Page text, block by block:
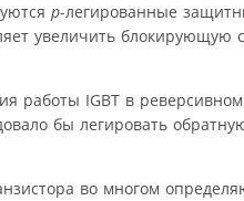
р-легированные
увеличить блокирующую
работы IGBT в
бы легировать
во многом